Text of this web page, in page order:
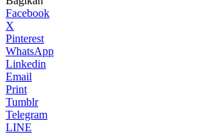
Facebook
X
Pinterest
WhatsApp
Linkedin
Email
Print
Tumblr
Telegram
LINE